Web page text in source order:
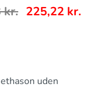
kr. 225,22 kr.
uden